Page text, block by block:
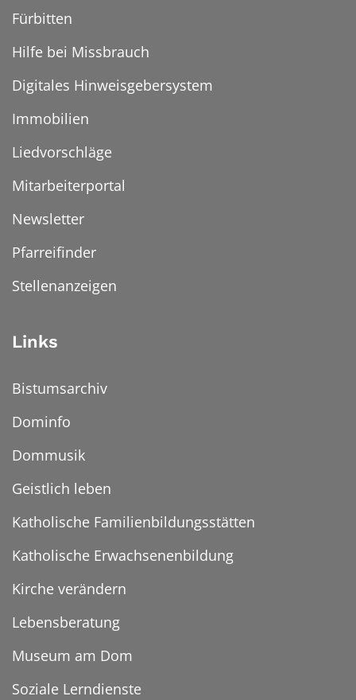
Fürbitten
Hilfe bei Missbrauch
Digitales Hinweisgebersystem
Immobilien
Liedvorschläge
Mitarbeiterportal
Newsletter
Pfarreifinder
Stellenanzeigen
Links
Bistumsarchiv
Dominfo
Dommusik
Geistlich leben
Katholische Familienbildungsstätten
Katholische Erwachsenenbildung
Kirche verändern
Lebensberatung
Museum am Dom
Soziale Lerndienste